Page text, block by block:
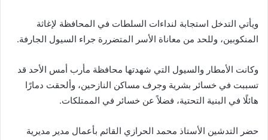
ويأتي التدخل استجابة لنداءات السلطات في المحافظة لإغاثة
المنكوبين، وللحد من معاناة الأسر المتضررة جراء السيول الجارفة.
وكانت الأمطار والسيول التي شهدتها محافظة مأرب أمس الأحد قد
تسببت في خسائر بشرية وجرف مساكن النازحين، وألحقت دمارًا
هائلًا في البنية التحتية، فضلاً عن خسائر في الممتلكات.
حضر التدشين الأستاذ محمد الحرازي القائم بأعمال مدير مديرية